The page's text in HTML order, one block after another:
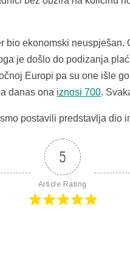
bio ekonomski
je došlo do podizanja
Europi pa su one išle
a danas ona iznosi 700.
postavili predstavlja dio
5
Article Rating